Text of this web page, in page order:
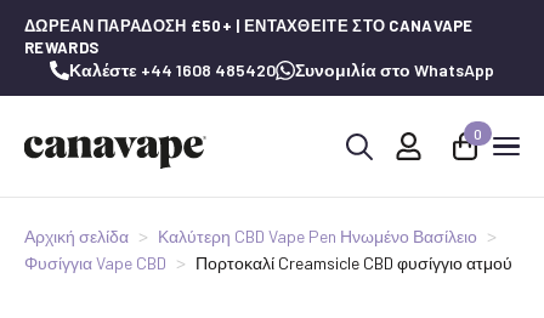
ΔΩΡΕΆΝ ΠΑΡΆΔΟΣΗ £50+ | ΕΝΤΑΧΘΕΊΤΕ ΣΤΟ CANAVAPE
REWARDS
Καλέστε +44 1608 485420 Συνομιλία στο WhatsApp
0
Αρχική σελίδα
Καλύτερη CBD Vape Pen Ηνωμένο Βασίλειο
Φυσίγγια Vape CBD
Πορτοκαλί Creamsicle CBD φυσίγγιο ατμού